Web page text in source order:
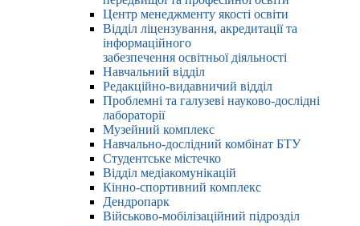
Центр менеджменту якості освіти
Відділ ліцензування, акредитації та
інформаційного
забезпечення освітньої діяльності
Навчальний відділ
Редакційно-видавничий відділ
Проблемні та галузеві науково-дослідні
лабораторії
Музейний комплекс
Навчально-дослідний комбінат БТУ
Студентське містечко
Відділ медіакомунікацій
Кінно-спортивний комплекс
Дендропарк
Військово-мобілізаційний підрозділ